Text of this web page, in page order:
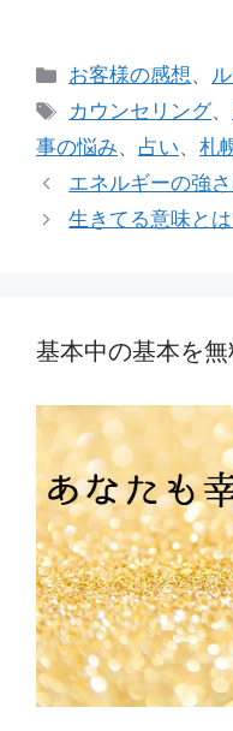
カ
テ
リ
ー
お客様の感想、
タ
グ
カウンセリング、
事の悩み、 占い、 札
エネルギーの強
生きてる意味とは
基本中の基本を無